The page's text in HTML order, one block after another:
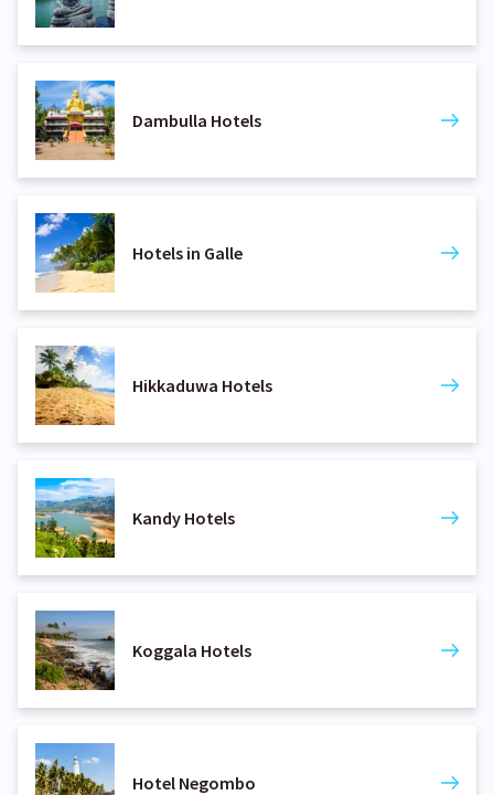
Dambulla Hotels
Hotels in Galle
Hikkaduwa Hotels
Kandy Hotels
Koggala Hotels
Hotel Negombo